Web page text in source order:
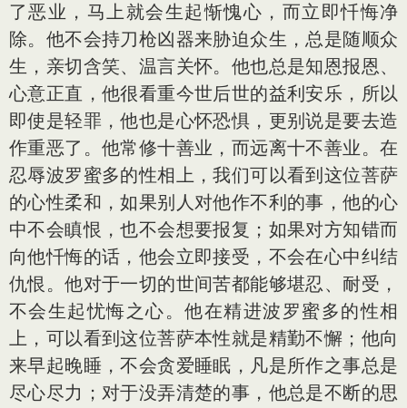
了恶业，马上就会生起惭愧心，而立即忏悔净
除。他不会持刀枪凶器来胁迫众生，总是随顺众
生，亲切含笑、温言关怀。他也总是知恩报恩、
心意正直，他很看重今世后世的益利安乐，所以
即使是轻罪，他也是心怀恐惧，更别说是要去造
作重恶了。他常修十善业，而远离十不善业。在
忍辱波罗蜜多的性相上，我们可以看到这位菩萨
的心性柔和，如果别人对他作不利的事，他的心
中不会瞋恨，也不会想要报复；如果对方知错而
向他忏悔的话，他会立即接受，不会在心中纠结
仇恨。他对于一切的世间苦都能够堪忍、耐受，
不会生起忧悔之心。他在精进波罗蜜多的性相
上，可以看到这位菩萨本性就是精勤不懈；他向
来早起晚睡，不会贪爱睡眠，凡是所作之事总是
尽心尽力；对于没弄清楚的事，他总是不断的思